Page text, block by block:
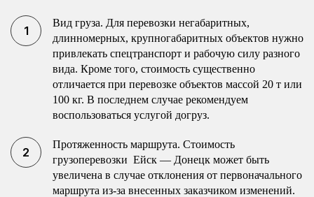
Вид груза. Для перевозки негабаритных,
длинномерных, крупногабаритных объектов нужно
привлекать спецтранспорт и рабочую силу разного
вида. Кроме того, стоимость существенно
отличается при перевозке объектов массой 20 т или
100 кг. В последнем случае рекомендуем
воспользоваться услугой догруз.
Протяженность маршрута. Стоимость
грузоперевозки Ейск — Донецк может быть
увеличена в случае отклонения от первоначального
маршрута из-за внесенных заказчиком изменений.